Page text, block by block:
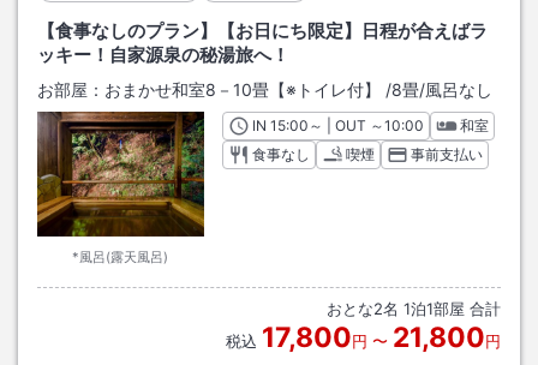
【食事なしのプラン】【お日にち限定】日程が合えばラ
ッキー！自家源泉の秘湯旅へ！
お部屋： おまかせ和室8－10畳【※トイレ付】 /8畳/風呂なし
*風呂(露天風呂)
INチェックイン
15:00 ～ | OUT チェックアウト
～10:00
和室
食事なし
喫煙 事前支払い
おとな2名 1泊1部屋 合計
税込 17,800円 〜 21,800円